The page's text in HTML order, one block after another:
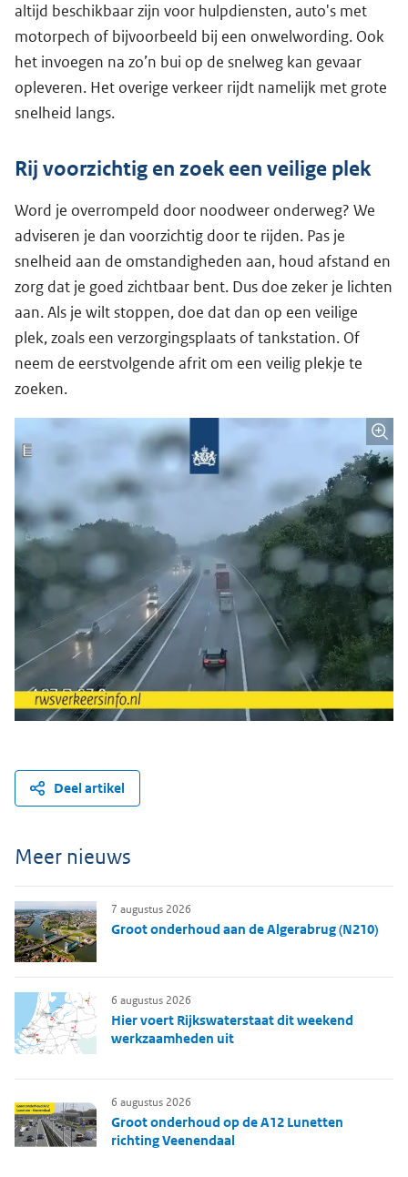
altijd beschikbaar zijn voor hulpdiensten, auto's met
motorpech of bijvoorbeeld bij een onwelwording. Ook
het invoegen na zo’n bui op de snelweg kan gevaar
opleveren. Het overige verkeer rijdt namelijk met grote
snelheid langs.
Rij voorzichtig en zoek een veilige plek
Word je overrompeld door noodweer onderweg? We
adviseren je dan voorzichtig door te rijden. Pas je
snelheid aan de omstandigheden aan, houd afstand en
zorg dat je goed zichtbaar bent. Dus doe zeker je lichten
aan. Als je wilt stoppen, doe dat dan op een veilige
plek, zoals een verzorgingsplaats of tankstation. Of
neem de eerstvolgende afrit om een veilig plekje te
zoeken.
Deel artikel
Meer nieuws
Groot onderhoud aan de Algerabrug (N210)
7 augustus 2026
Hier voert Rijkswaterstaat dit weekend
werkzaamheden uit
6 augustus 2026
Groot onderhoud op de A12 Lunetten
richting Veenendaal
6 augustus 2026